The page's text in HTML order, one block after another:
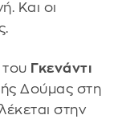
Και οι
του Γκενάντι
Δούμας στη
στην